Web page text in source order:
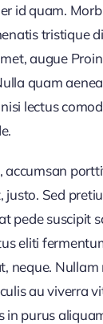
id quam.
tristique
augue
quam
lectus
accumsan
justo. Sed
pede suscipit
eliti
neque. Nullam
au viverra
in purus